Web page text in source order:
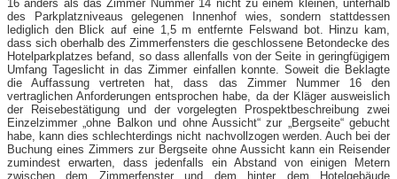
16 anders als das Zimmer Nummer 14 nicht zu einem kleinen, unterhalb
des Parkplatzniveaus gelegenen Innenhof wies, sondern stattdessen
lediglich den Blick auf eine 1,5 m entfernte Felswand bot. Hinzu kam,
dass sich oberhalb des Zimmerfensters die geschlossene Betondecke des
Hotelparkplatzes befand, so dass allenfalls von der Seite in geringfügigem
Umfang Tageslicht in das Zimmer einfallen konnte. Soweit die Beklagte
die Auffassung vertreten hat, dass das Zimmer Nummer 16 den
vertraglichen Anforderungen entsprochen habe, da der Kläger ausweislich
der Reisebestätigung und der vorgelegten Prospektbeschreibung zwei
Einzelzimmer „ohne Balkon und ohne Aussicht“ zur „Bergseite“ gebucht
habe, kann dies schlechterdings nicht nachvollzogen werden. Auch bei der
Buchung eines Zimmers zur Bergseite ohne Aussicht kann ein Reisender
zumindest erwarten, dass jedenfalls ein Abstand von einigen Metern
zwischen dem Zimmerfenster und dem hinter dem Hotelgebäude